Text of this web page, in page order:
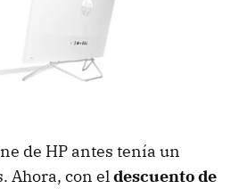
de HP antes tenía un
Ahora, con eldescuento de